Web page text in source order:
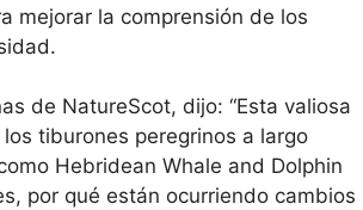
mejorar la comprensión de los
de NatureScot, dijo: “Esta valiosa
tiburones peregrinos a largo
Hebridean Whale and Dolphin
por qué están ocurriendo cambios